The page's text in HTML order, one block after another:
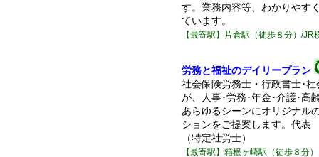
す。業務内容等、わかりやす
ています。
【最寄駅】片倉駅（徒歩８分）/JR
労務と福祉のデイリープラン
社会保険労務士・行政書士･社
が、人事･労務･年金･介護･高
あらゆるシーンにオリジナル
ションをご提案します。代
（特定社労士）
【最寄駅】箱根ヶ崎駅（徒歩８分